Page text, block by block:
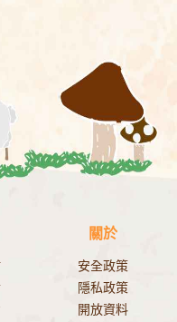
關於
安全政策
隱私政策
開放資料